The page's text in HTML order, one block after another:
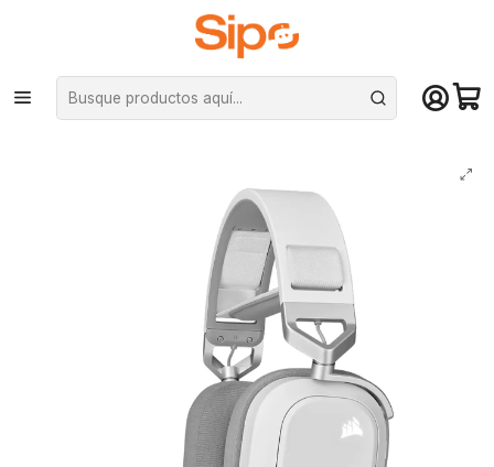
¡Compra hasta mediodía y recibe hoy! De lunes a sábado en el gran
Santiago. Envío gratis desde $29.990
Inicio Computación y Gamers Audífonos
Audífonos Gamer Corsair HS80 RGB Dolby Audio 7.1 USB, Blanco